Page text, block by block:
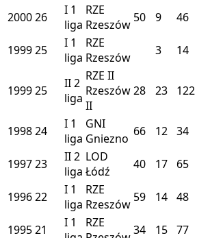
200026 I 1
liga
RZE
Rzeszów 50 9 46
199925 I 1
liga
RZE
Rzeszów
3 14
199925 II2
liga
RZE II
Rzeszów
II
28 23 122
199824 I 1
liga
GNI
Gniezno 66 12 34
199723 II2
liga
LOD
Łódź
40 17 65
199622 I 1
liga
RZE
Rzeszów 59 14 48
199521 I 1
RZE
34 15 77